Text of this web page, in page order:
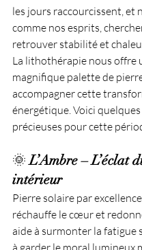
les jours raccourcissent, et
comme nos esprits,
retrouver stabilité et
La lithothérapie nous offre
magnifique palette de
accompagner cette
énergétique. Voici
précieuses pour cette
🌞 L’Ambre – L’éclat
intérieur
Pierre solaire par
réchauffe le cœur et
aide à surmonter la fatigue